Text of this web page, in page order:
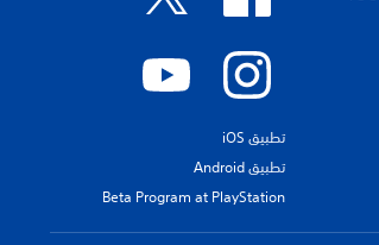
تطبيق iOS
تطبيق Android
Beta Program at PlayStation